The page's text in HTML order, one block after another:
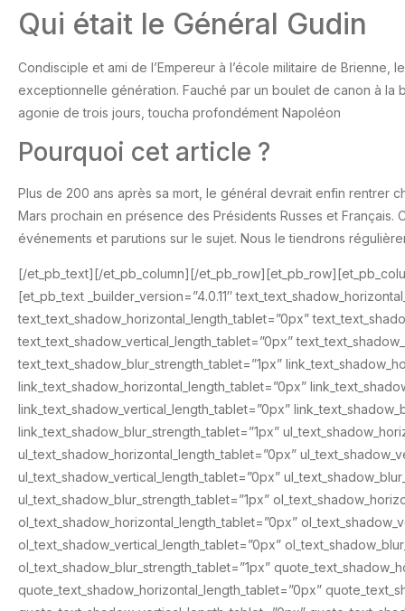
Qui était le Général Gudin
Condisciple et ami de l’Empereur à l’école militaire de Brienne,
exceptionnelle génération. Fauché par un boulet de canon à la
agonie de trois jours, toucha profondément Napoléon⠀
Pourquoi cet article ?
Plus de 200 ans après sa mort, le général devrait enfin rentrer
Mars prochain en présence des Présidents Russes et
événements et parutions sur le sujet. Nous le tiendrons
[/et_pb_text][/et_pb_column][/
[et_pb_text _builder_version=”4.0.11″
text_text_shadow_horizontal_length_tablet=”0px”
text_text_shadow_vertical_length_tablet=”0px”
text_text_shadow_blur_strength_tablet=”1px”
link_text_shadow_horizontal_length_tablet=”0px”
link_text_shadow_vertical_length_tablet=”0px”
link_text_shadow_blur_strength_tablet=”1px”
ul_text_shadow_horizontal_length_tablet=”0px”
ul_text_shadow_vertical_length_tablet=”0px”
ul_text_shadow_blur_strength_tablet=”1px”
ol_text_shadow_horizontal_length_tablet=”0px”
ol_text_shadow_vertical_length_tablet=”0px”
ol_text_shadow_blur_strength_tablet=”1px”
quote_text_shadow_horizontal_length_tablet=”0px”